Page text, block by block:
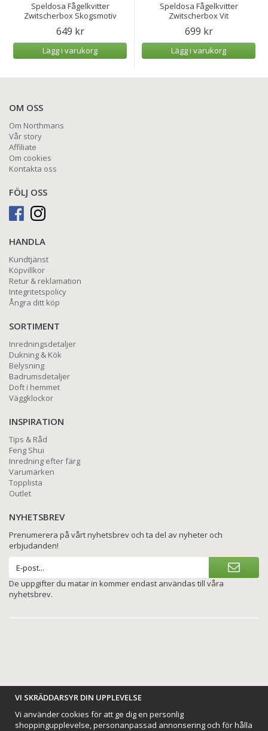
Speldosa Fågelkvitter
Zwitscherbox Skogsmotiv
649 kr
Lägg i varukorg
Speldosa Fågelkvitter
Zwitscherbox Vit
699 kr
Lägg i varukorg
OM OSS
Om Northmans
Vår story
Affiliate
Om cookies
Kontakta oss
FÖLJ OSS
HANDLA
Kundtjänst
Köpvillkor
Retur & reklamation
Integritetspolicy
Ångra ditt köp
SORTIMENT
Inredningsdetaljer
Dukning & Kök
Belysning
Badrumsdetaljer
Doft i hemmet
Väggklockor
INSPIRATION
Tips & Råd
Feng Shui
Inredning efter färg
Varumärken
Topplista
Outlet
NYHETSBREV
Prenumerera på vårt nyhetsbrev och ta del av nyheter och
erbjudanden!
De uppgifter du matar in kommer endast användas till våra
nyhetsbrev.
BETALNINGSALTERNATIV
VI SKRÄDDARSYR DIN UPPLEVELSE
Vi använder cookies för att ge dig en personlig
shoppingupplevelse, personanpassad annonsering och för hålla